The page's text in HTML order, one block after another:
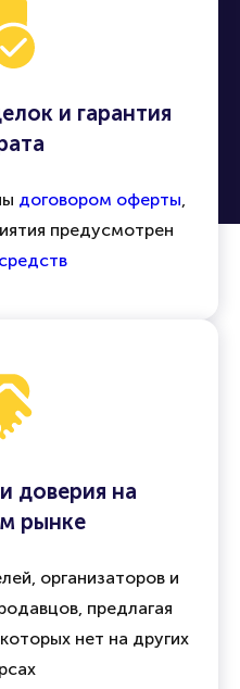
и гарантия
договором оферты,
предусмотрен
доверия на
рынке
организаторов и
предлагая
нет на других